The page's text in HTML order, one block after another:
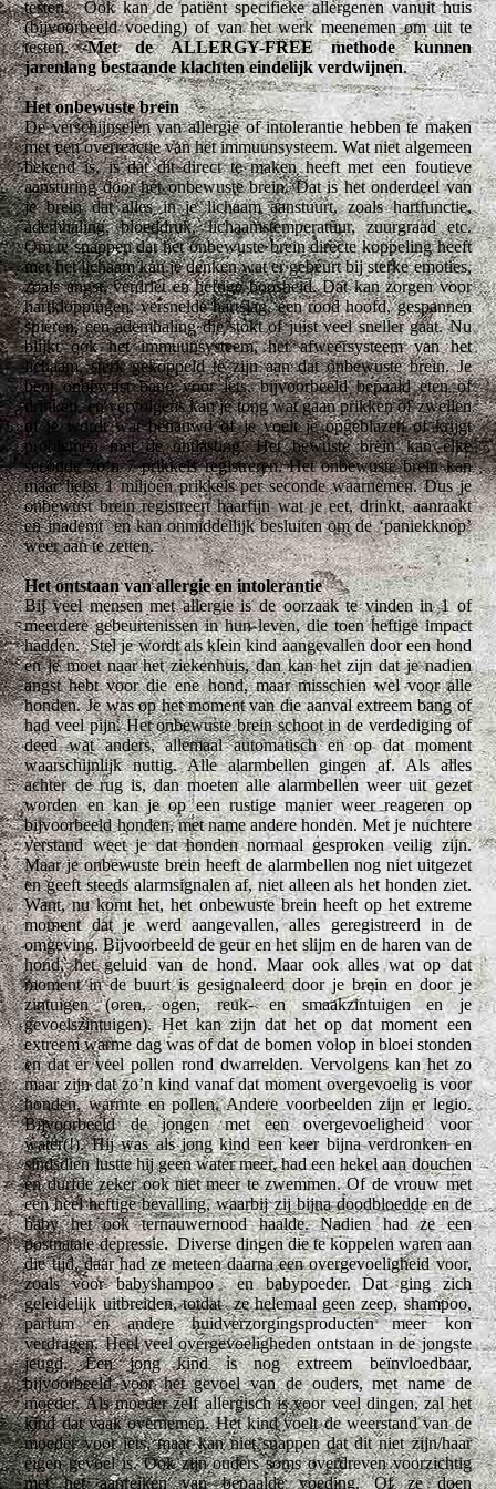
testen. Ook kan de patiënt specifieke allergenen vanuit huis
(bijvoorbeeld voeding) of van het werk meenemen om uit te
testen.Met de ALLERGY-FREE methode kunnen
jarenlang bestaande klachten eindelijk verdwijnen.
Het onbewuste brein
De verschijnselen van allergie of intolerantie hebben te maken
met een overreactie van het immuunsysteem. Wat niet algemeen
bekend is, is dat dit direct te maken heeft met een foutieve
aansturing door het onbewuste brein. Dat is het onderdeel van
je brein dat alles in je lichaam aanstuurt, zoals hartfunctie,
ademhaling, bloeddruk, lichaamstemperatuur, zuurgraad etc.
Om te snappen dat het onbewuste brein directe koppeling heeft
met het lichaam kan je denken wat er gebeurt bij sterke emoties,
zoals angst, verdriet en heftige boosheid. Dat kan zorgen voor
hartkloppingen, versnelde hartslag, een rood hoofd, gespannen
spieren, een ademhaling die stokt of juist veel sneller gaat. Nu
blijkt ook het immuunsysteem, het afweersysteem van het
lichaam, sterk gekoppeld te zijn aan dat onbewuste brein. Je
bent onbewust bang voor iets, bijvoorbeeld bepaald eten of
drinken, en vervolgens kan je tong wat gaan prikken of zwellen
of je wordt wat benauwd of je voelt je opgeblazen of krijgt
problemen met de ontlasting. Het bewuste brein kan elke
seconde zo’n 7 prikkels registreren. Het onbewuste brein kan
maar liefst 1 miljoen prikkels per seconde waarnemen. Dus je
onbewust brein registreert haarfijn wat je eet, drinkt, aanraakt
en inademt en kan onmiddellijk besluiten om de ‘paniekknop’
weer aan te zetten.
Het ontstaan van allergie en intolerantie
Bij veel mensen met allergie is de oorzaak te vinden in 1 of
meerdere gebeurtenissen in hun leven, die toen heftige impact
hadden. Stel je wordt als klein kind aangevallen door een hond
en je moet naar het ziekenhuis, dan kan het zijn dat je nadien
angst hebt voor die ene hond, maar misschien wel voor alle
honden. Je was op het moment van die aanval extreem bang of
had veel pijn. Het onbewuste brein schoot in de verdediging of
deed wat anders, allemaal automatisch en op dat moment
waarschijnlijk nuttig. Alle alarmbellen gingen af. Als alles
achter de rug is, dan moeten alle alarmbellen weer uit gezet
worden en kan je op een rustige manier weer reageren op
bijvoorbeeld honden, met name andere honden. Met je nuchtere
verstand weet je dat honden normaal gesproken veilig zijn.
Maar je onbewuste brein heeft de alarmbellen nog niet uitgezet
en geeft steeds alarmsignalen af, niet alleen als het honden ziet.
Want, nu komt het, het onbewuste brein heeft op het extreme
moment dat je werd aangevallen, alles geregistreerd in de
omgeving. Bijvoorbeeld de geur en het slijm en de haren van de
hond, het geluid van de hond. Maar ook alles wat op dat
moment in de buurt is gesignaleerd door je brein en door je
zintuigen (oren, ogen, reuk- en smaakzintuigen en je
gevoelszintuigen). Het kan zijn dat het op dat moment een
extreem warme dag was of dat de bomen volop in bloei stonden
en dat er veel pollen rond dwarrelden. Vervolgens kan het zo
maar zijn dat zo’n kind vanaf dat moment overgevoelig is voor
honden, warmte en pollen. Andere voorbeelden zijn er legio.
Bijvoorbeeld de jongen met een overgevoeligheid voor
water(!). Hij was als jong kind een keer bijna verdronken en
sindsdien lustte hij geen water meer, had een hekel aan douchen
en durfde zeker ook niet meer te zwemmen. Of de vrouw met
een heel heftige bevalling, waarbij zij bijna doodbloedde en de
baby het ook ternauwernood haalde. Nadien had ze een
postnatale depressie. Diverse dingen die te koppelen waren aan
die tijd, daar had ze meteen daarna een overgevoeligheid voor,
zoals voor babyshampoo en babypoeder. Dat ging zich
geleidelijk uitbreiden, totdat ze helemaal geen zeep, shampoo,
parfum en andere huidverzorgingsproducten meer kon
verdragen. Heel veel overgevoeligheden ontstaan in de jongste
jeugd. Een jong kind is nog extreem beïnvloedbaar,
bijvoorbeeld voor het gevoel van de ouders, met name de
moeder. Als moeder zelf allergisch is voor veel dingen, zal het
kind dat vaak overnemen. Het kind voelt de weerstand van de
moeder voor iets, maar kan niet snappen dat dit niet zijn/haar
eigen gevoel is. Ook zijn ouders soms overdreven voorzichtig
met het aanreiken van bepaalde voeding. Of ze doen